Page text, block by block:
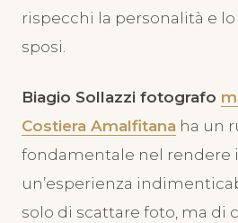
rispecchi la personalità e
sposi.
Biagio Sollazzi fotografo
Costiera Amalfitana ha un
fondamentale nel rendere
un’esperienza
solo di scattare foto, ma di